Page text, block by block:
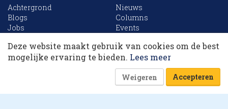
Dit artikel krijg je cadeau. Lees alles van
RetailTrends voor slechts € 10,- (eerste maand).
Of log in
Achtergrond
Nieuws
Blogs
Columns
Jobs
Events
Archief
Sitemap
Website is powered by
Deze website maakt gebruik van cookies om de best
mogelijke ervaring te bieden. Lees meer
Weigeren Accepteren